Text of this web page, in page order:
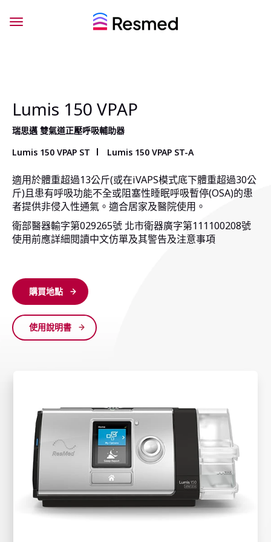
Lumis 150 VPAP
瑞思邁 雙氣道正壓呼吸輔助器
Lumis 150 VPAP ST
Lumis 150 VPAP ST-A
適用於體重超過13公斤(或在iVAPS模式底下體重超過30公
斤)且患有呼吸功能不全或阻塞性睡眠呼吸暫停(OSA)的患
者提供非侵入性通氣。適合居家及醫院使用。
衛部醫器輸字第029265號 北市衛器廣字第111100208號
使用前應詳細閱讀中文仿單及其警告及注意事項
購買地點
使用說明書